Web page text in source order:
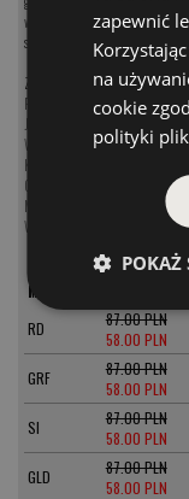
wynikami, a poszukują
szczupaków.
Zobacz kategorię:
Przynęty na szczupaka
Jerki na szczupaka
Woblery na szczupaka
Koguty na szczupaka
Obrotówki na szczupaka
Muchy na szczupaka
Wahadłówki na szczupaka
MODEL
RD
87.00 PLN
58.00 PLN
GRF
87.00 PLN
58.00 PLN
SI
87.00 PLN
58.00 PLN
GLD
87.00 PLN
58.00 PLN
zapewnić
na
cookie
polityki
POKAŻ